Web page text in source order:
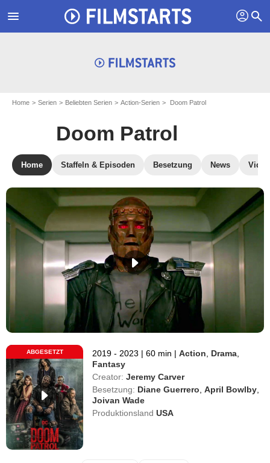
menu profil search
Home Serien Beliebten Serien Action-Serien Doom Patrol
Doom Patrol
Home Staffeln & Episoden Besetzung News
ABGESETZT 2019 - 2023 | 60 min | Action Drama
Fantasy
Creator: Jeremy Carver
Besetzung: Diane Guerrero ,April Bowlby
Joivan Wade
Produktionsland USA